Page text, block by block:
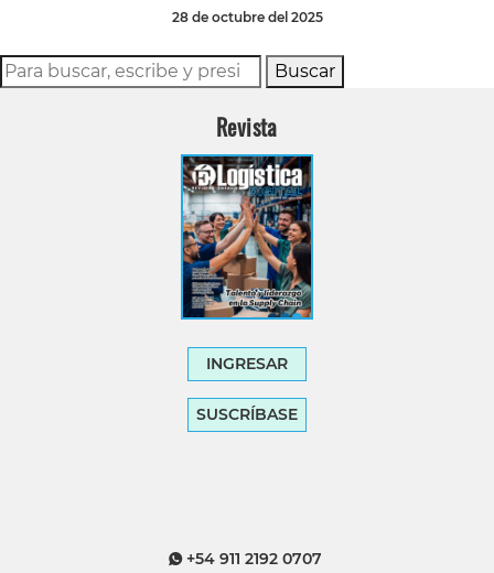
28 de octubre del 2025
Buscar
Revista
INGRESAR
SUSCRÍBASE
+54 911 2192 0707